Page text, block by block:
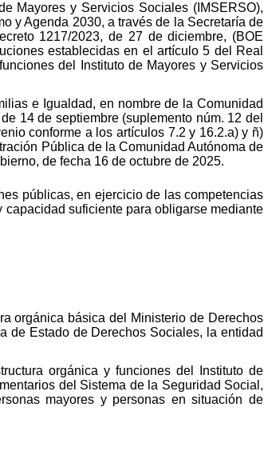
Mayores y Servicios Sociales (IMSERSO),
y Agenda 2030, a través de la Secretaría de
1217/2023, de 27 de diciembre, (BOE
establecidas en el artículo 5 del Real
del Instituto de Mayores y Servicios
e Igualdad, en nombre de la Comunidad
14 de septiembre (suplemento núm. 12 del
conforme a los artículos 7.2 y 16.2.a) y ñ)
Pública de la Comunidad Autónoma de
de fecha 16 de octubre de 2025.
públicas, en ejercicio de las competencias
suficiente para obligarse mediante
orgánica básica del Ministerio de Derechos
de Estado de Derechos Sociales, la entidad
orgánica y funciones del Instituto de
del Sistema de la Seguridad Social,
mayores y personas en situación de